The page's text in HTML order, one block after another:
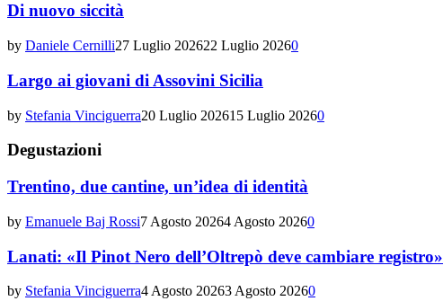
Di nuovo siccità
by Daniele Cernilli27 Luglio 202622 Luglio 20260
Largo ai giovani di Assovini Sicilia
by Stefania Vinciguerra20 Luglio 202615 Luglio 20260
Degustazioni
Trentino, due cantine, un’idea di identità
by Emanuele Baj Rossi7 Agosto 20264 Agosto 20260
Lanati: «Il Pinot Nero dell’Oltrepò deve cambiare registro»
by Stefania Vinciguerra4 Agosto 20263 Agosto 20260